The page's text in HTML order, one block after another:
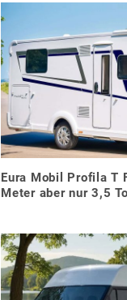
Eura Mobil Profila T
Meter aber nur 3,5